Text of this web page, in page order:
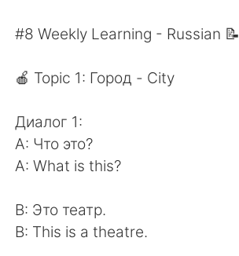
Русский
Indonesia
Türkçe
#8 Weekly Learning - Russian 📝
🍎 Topic 1: Город - City
Диалог 1:
А: Что это?
А: What is this?
В: Это театр.
В: This is a theatre.